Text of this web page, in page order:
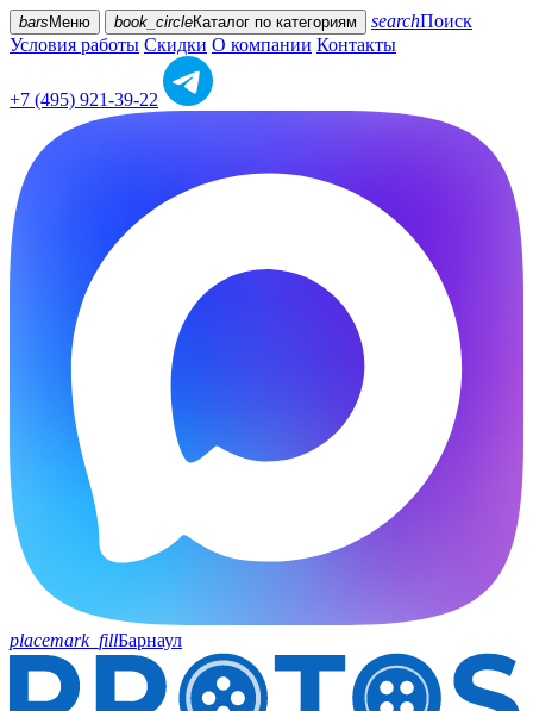
bars Меню book_circleКаталог по категориям searchПоиск
Условия работы Скидки О компании Контакты
+7 (495) 921-39-22
placemark_fillБарнаул